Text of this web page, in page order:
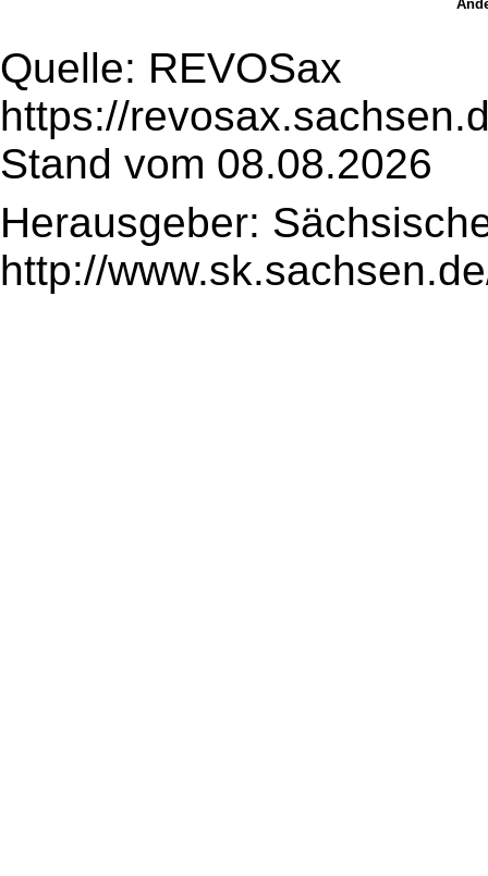
Quelle: REVOSax
https://
Stand vom 08.08.2026
Herausgeber:
http://